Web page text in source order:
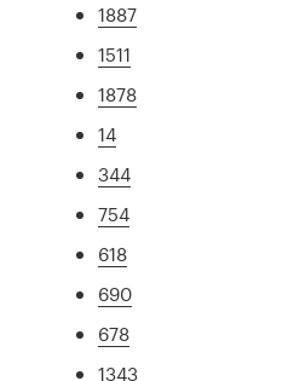
1887
1511
1878
14
344
754
618
690
678
1343